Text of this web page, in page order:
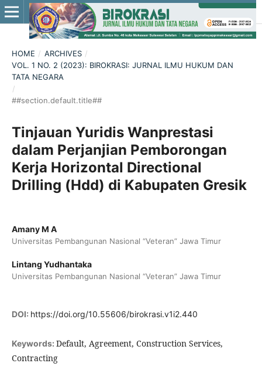
HOME / ARCHIVES /
VOL. 1 NO. 2 (2023): BIROKRASI: JURNAL ILMU HUKUM DAN
TATA NEGARA
/
##section.default.title##
Tinjauan Yuridis Wanprestasi
dalam Perjanjian Pemborongan
Kerja Horizontal Directional
Drilling (Hdd) di Kabupaten Gresik
Amany M A
Universitas Pembangunan Nasional “Veteran” Jawa Timur
Lintang Yudhantaka
Universitas Pembangunan Nasional “Veteran” Jawa Timur
DOI: https://doi.org/10.55606/birokrasi.v1i2.440
Keywords: Default, Agreement, Construction Services,
Contracting